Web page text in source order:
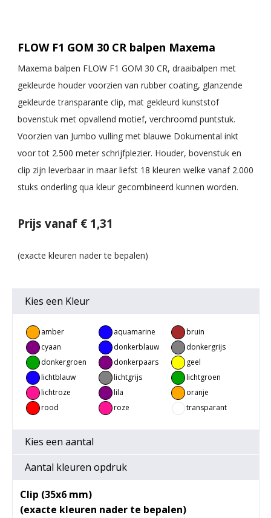
FLOW F1 GOM 30 CR balpen Maxema
Maxema balpen FLOW F1 GOM 30 CR, draaibalpen met
gekleurde houder voorzien van rubber coating, glanzende
gekleurde transparante clip, mat gekleurd kunststof
bovenstuk met opvallend motief, verchroomd puntstuk.
Voorzien van Jumbo vulling met blauwe Dokumental inkt
voor tot 2.500 meter schrijfplezier. Houder, bovenstuk en
clip zijn leverbaar in maar liefst 18 kleuren welke vanaf 2.000
stuks onderling qua kleur gecombineerd kunnen worden.
Prijs vanaf € 1,31
Kies een Kleur
amber aquamarine
bruin
cyaan
donkerblauw
donkergrijs
donkergroen
donkerpaars
geel
lichtblauw
lichtgrijs
lichtgroen
lichtroze
lila
oranje
rood
roze transparant
Kies een aantal
Aantal kleuren opdruk
Clip (35x6 mm)